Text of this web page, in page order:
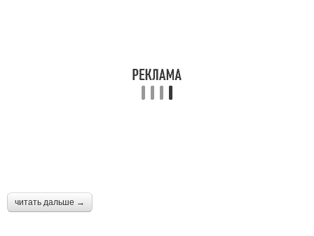
читать дальше →